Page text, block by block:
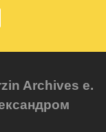
Archives e.